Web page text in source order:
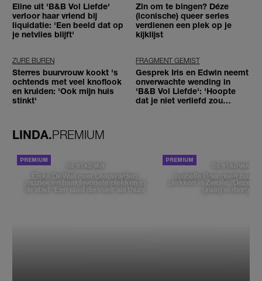
Eline uit 'B&B Vol Liefde'
verloor haar vriend bij
liquidatie: 'Een beeld dat op
je netvlies blijft'
Zin om te bingen? Déze
(iconische) queer series
verdienen een plek op je
kijklijst
ZURE BUREN
Sterres buurvrouw kookt 's
ochtends met veel knoflook
en kruiden: 'Ook mijn huis
stinkt'
FRAGMENT GEMIST
Gesprek Iris en Edwin neemt
onverwachte wending in
'B&B Vol Liefde': 'Hoopte
dat je niet verliefd zou
LINDA.PREMIUM
DE STAD VAN
Elske DeWall over Leeuwarden,
muziek en haar favoriete plekken in
de stad: 'Een stad die voelt als thuis'
DE STAD VAN
Isabelle Boer deelt haar
plekken in Zwolle: 'Deze
graag verborgen'